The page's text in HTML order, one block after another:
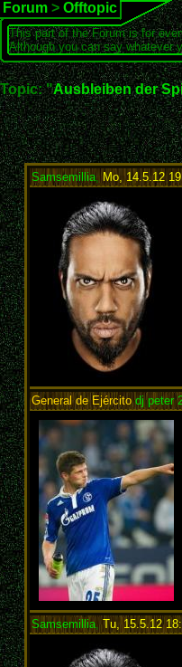
Forum > Offtopic
This part of the Forum is for
Although you can say whatever
Topic: "Ausbleiben der
Samsemillia, Mo, 14.5.12
General de Ejércitodj peter
Samsemillia, Tu, 15.5.12